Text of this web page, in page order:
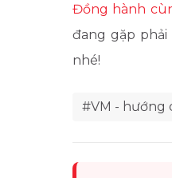
Đồng hành
đang gặp
nhé!
#VM - hướng